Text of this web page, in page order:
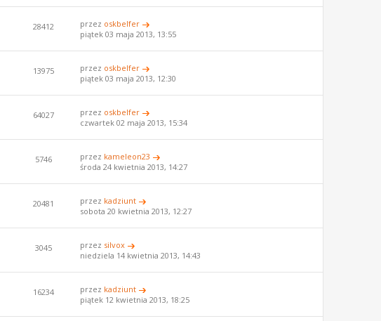
28412 przez oskbelfer
piątek 03 maja 2013, 13:55
13975 przez oskbelfer
piątek 03 maja 2013, 12:30
64027 przez oskbelfer
czwartek 02 maja 2013, 15:34
5746 przez kameleon23
środa 24 kwietnia 2013, 14:27
20481 przez kadziunt
sobota 20 kwietnia 2013, 12:27
3045 przez silvox
niedziela 14 kwietnia 2013, 14:43
16234 przez kadziunt
piątek 12 kwietnia 2013, 18:25